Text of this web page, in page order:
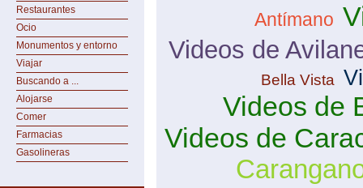
Restaurantes
Ocio
Monumentos y entorno
Viajar
Buscando a ...
Alojarse
Comer
Farmacias
Gasolineras
Antímano
Videos de
Bella Vista
Videos de
Videos de